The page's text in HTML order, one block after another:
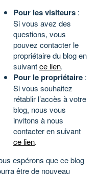
Pour les visiteurs :
Si vous avez des
questions, vous
pouvez contacter le
propriétaire du blog en
suivantce lien.
Pour le propriétaire :
Si vous souhaitez
rétablir l’accès à votre
blog, nous vous
invitons à nous
contacter en suivant
ce lien.
espérons que ce blog
être de nouveau